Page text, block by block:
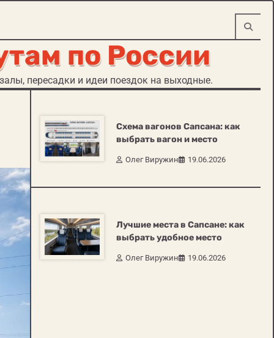
по России
пересадки и идеи поездок на выходные.
Схема вагонов Сапсана: как
выбрать вагон и место
Олег Виружин 19.06.2026
Лучшие места в Сапсане: как
выбрать удобное место
Олег Виружин 19.06.2026